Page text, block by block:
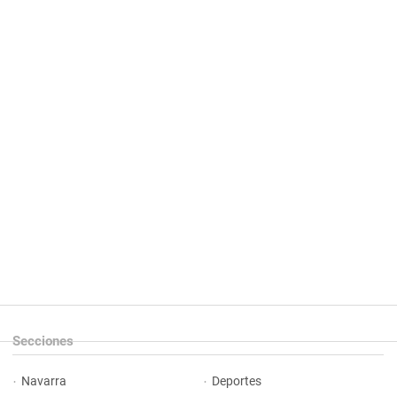
Secciones
Navarra Deportes